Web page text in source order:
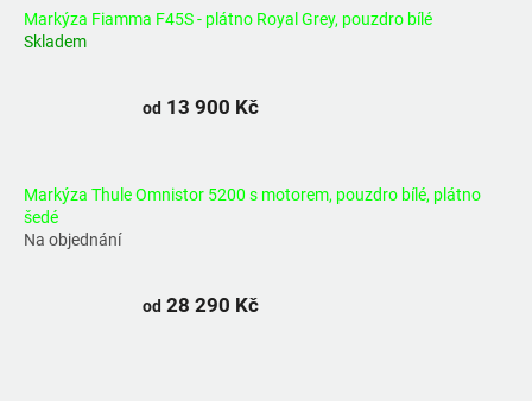
Markýza Fiamma F45S - plátno Royal Grey, pouzdro bílé
Skladem
od 13 900 Kč
Markýza Thule Omnistor 5200 s motorem, pouzdro bílé, plátno
šedé
Na objednání
od 28 290 Kč